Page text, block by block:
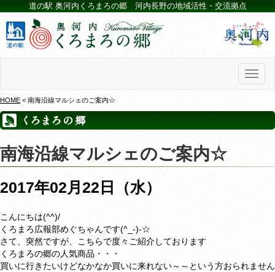
道の駅 奥河内くろまろの郷 河内長野の地域活性・交流拠点
HOME < 南海沿線マルシェのご案内☆
南海沿線マルシェのご案内☆
2017年02月22日（水）
こんにちは(^^)/
くろまろ広報部めぐちゃんです(^_-)-☆
さて、突然ですが、こちらで度々ご紹介しております
くろまろの郷の人気商品・・・
買いに行きたいけどなかなか買いに来れない～～という方おられません